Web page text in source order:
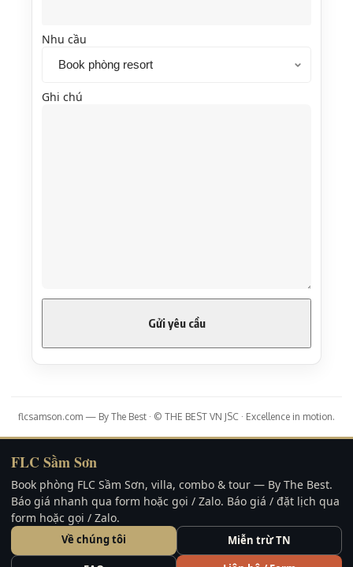
Nhu cầu
Ghi chú
flcsamson.com — By The Best · © THE BEST VN JSC · Excellence in motion.
FLC Sầm Sơn
Book phòng FLC Sầm Sơn, villa, combo & tour — By The Best.
Báo giá nhanh qua form hoặc gọi / Zalo. Báo giá / đặt lịch qua
form hoặc gọi / Zalo.
Về chúng tôi Miễn trừ TN